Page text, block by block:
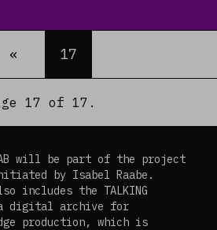
« Previous
17
17 of 17.
LAB will be part of the project
initiated by Isabel Raabe.
includes the TALKING
a digital archive for
production, which is